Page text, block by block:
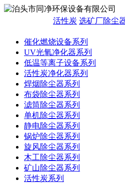
活性炭 选矿厂除尘器
催化燃烧设备系列
UV光氧净化器系列
低温等离子设备系列
活性炭净化器系列
焊烟除尘器系列
布袋除尘器系列
滤筒除尘器系列
单机除尘器系列
静电除尘器系列
锅炉除尘器系列
旋风除尘器系列
木工除尘器系列
矿山除尘器系列
活性炭系列